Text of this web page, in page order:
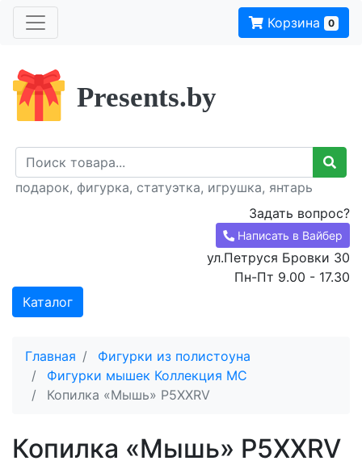
Корзина 0
Presents.by
подарок, фигурка, статуэтка, игрушка, янтарь
Задать вопрос?
Написать в Вайбер
ул.Петруся Бровки 30
Пн-Пт 9.00 - 17.30
Каталог
Главная
Фигурки из полистоуна
Фигурки мышек Коллекция MC
Копилка «Мышь» P5XXRV
Копилка «Мышь» P5XXRV